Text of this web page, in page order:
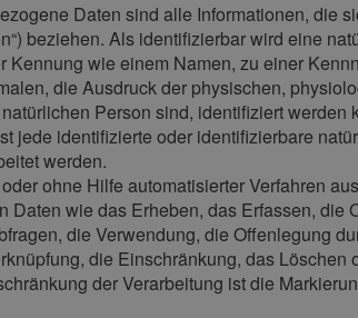
Daten sind alle Informationen, die
beziehen. Als identifizierbar wird eine
wie einem Namen, zu einer
die Ausdruck der physischen,
Person sind, identifiziert werden
jede identifizierte oder identifizierbare
werden.
ohne Hilfe automatisierter Verfahren
Daten wie das Erheben, das Erfassen,
die Verwendung, die Offenlegung
die Einschränkung, das Löschen
der Verarbeitung ist die